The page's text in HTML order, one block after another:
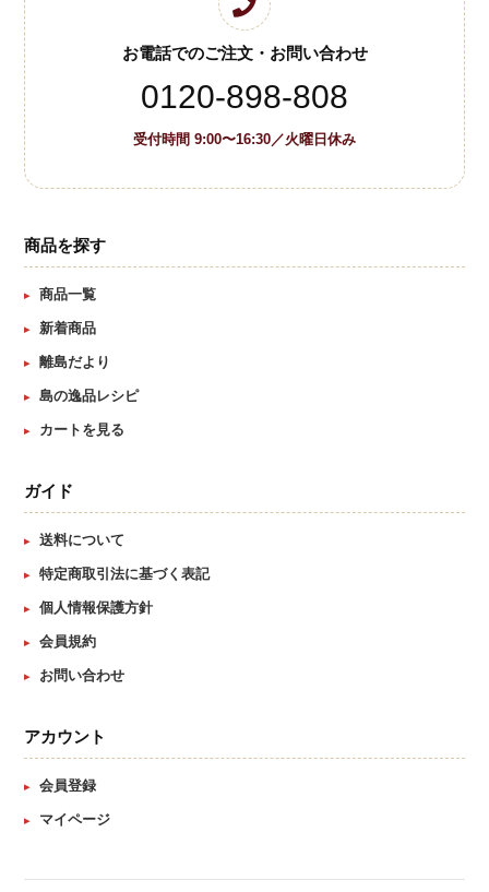
お電話でのご注文・お問い合わせ
0120-898-808
受付時間 9:00〜16:30／火曜日休み
商品を探す
商品一覧
新着商品
離島だより
島の逸品レシピ
カートを見る
ガイド
送料について
特定商取引法に基づく表記
個人情報保護方針
会員規約
お問い合わせ
アカウント
会員登録
マイページ